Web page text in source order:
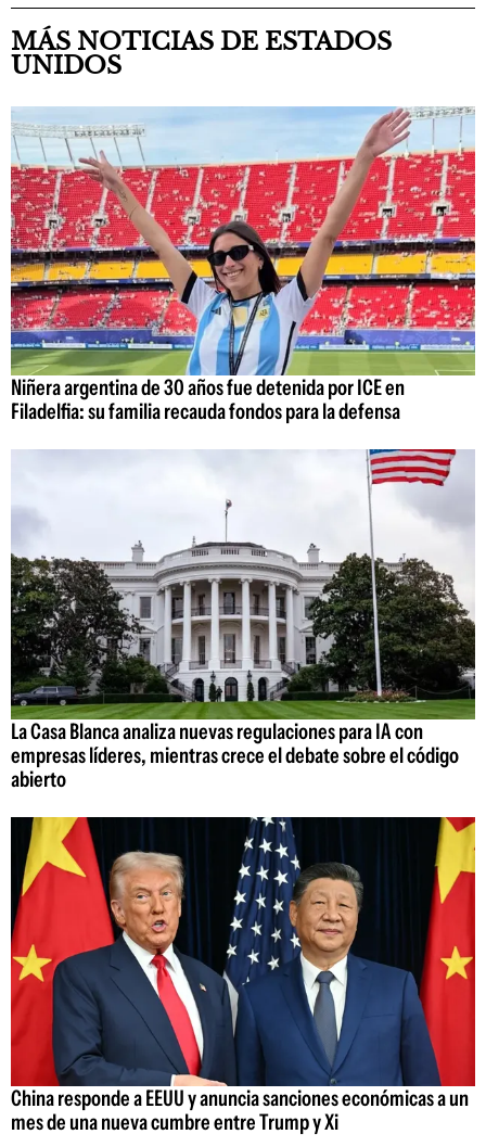
MÁS NOTICIAS DE ESTADOS
UNIDOS
Niñera argentina de 30 años fue detenida por ICE en
Filadelfia: su familia recauda fondos para la defensa
La Casa Blanca analiza nuevas regulaciones para IA con
empresas líderes, mientras crece el debate sobre el código
abierto
China responde a EEUU y anuncia sanciones económicas a un
mes de una nueva cumbre entre Trump y Xi